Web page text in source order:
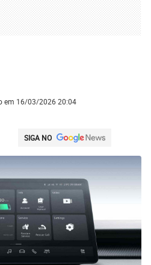
em 16/03/2026 20:04
SIGA NO